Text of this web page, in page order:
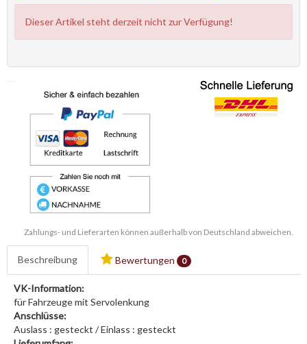
Dieser Artikel steht derzeit nicht zur Verfügung!
Zahlungs- und Lieferarten können außerhalb von Deutschland abweichen.
Beschreibung Bewertungen 0
VK-Information:
für Fahrzeuge mit Servolenkung
Anschlüsse:
Auslass : gesteckt / Einlass : gesteckt